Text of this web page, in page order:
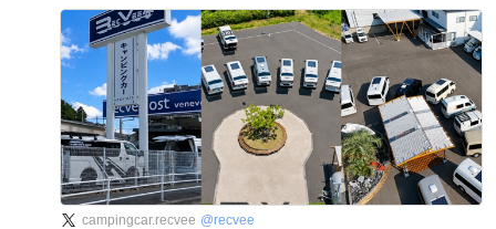
campingcar.recvee @recvee